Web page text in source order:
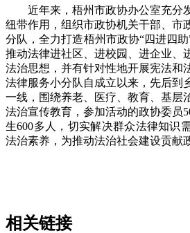
近年来，梧州市政协办公室充分
纽带作用，组织市政协机关干部、市
分队，全力打造梧州市政协“四进四
推动法律进社区、进校园、进企业、
法治思想，并有针对性地开展宪法和
法律服务小分队自成立以来，先后到
一线，围绕养老、医疗、教育、基层
法治宣传教育，参加活动的政协委员
生600多人，切实解决群众法律知识
法治素养，为推动法治社会建设贡献
相关链接